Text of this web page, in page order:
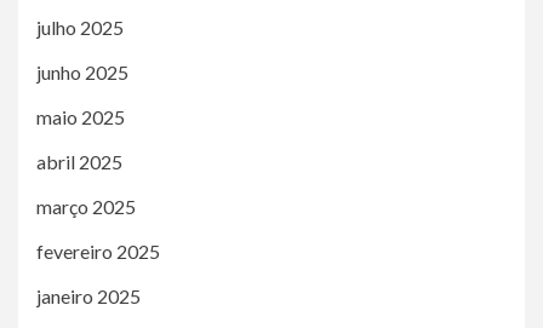
julho 2025
junho 2025
maio 2025
abril 2025
março 2025
fevereiro 2025
janeiro 2025